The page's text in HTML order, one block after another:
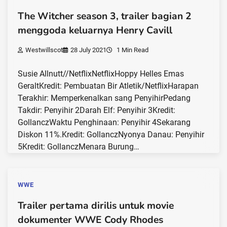
The Witcher season 3, trailer bagian 2
menggoda keluarnya Henry Cavill
Westwillscot 28 July 2021 1 Min Read
Susie Allnutt//NetflixNetflixHoppy Helles Emas
GeraltKredit: Pembuatan Bir Atletik/NetflixHarapan
Terakhir: Memperkenalkan sang PenyihirPedang
Takdir: Penyihir 2Darah Elf: Penyihir 3Kredit:
GollanczWaktu Penghinaan: Penyihir 4Sekarang
Diskon 11%.Kredit: GollanczNyonya Danau: Penyihir
5Kredit: GollanczMenara Burung…
WWE
Trailer pertama dirilis untuk movie
dokumenter WWE Cody Rhodes